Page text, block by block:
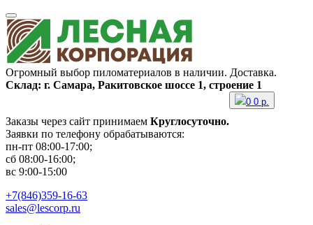
Огромный выбор пиломатериалов в наличии. Доставка.
Склад: г. Самара, Ракитовское шоссе 1, строение 1
Заказы через сайт принимаем Круглосуточно.
Заявки по телефону обрабатываются:
пн-пт 08:00-17:00;
сб 08:00-16:00;
вс 9:00-15:00
0 0 р.
+7(846)359-16-63
sales@lescorp.ru